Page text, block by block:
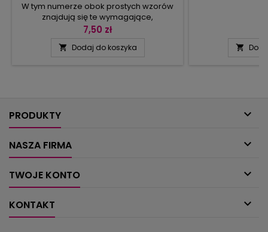
W tym numerze obok prostych wzorów
znajdują się te wymagające,
skomplikowane. Obok modeli okrągłych
z efektownie formowanymi brzegami.
7,50 zł
 Dodaj do koszyka 
PRODUKTY 
NASZA FIRMA 
TWOJE KONTO 
KONTAKT 